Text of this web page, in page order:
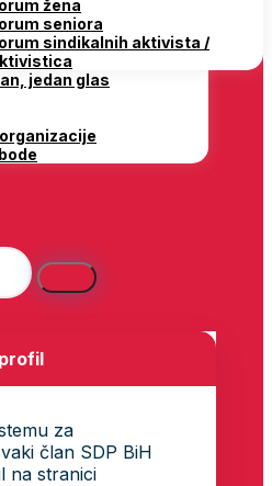
žena
seniora
sindikalnih aktivista /
jedan glas
za
član SDP BiH
na stranici